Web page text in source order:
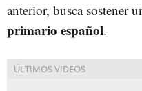
anterior, busca sostener
primario español.